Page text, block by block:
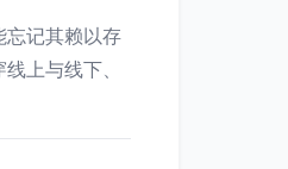
忘记其赖以存
上与线下、